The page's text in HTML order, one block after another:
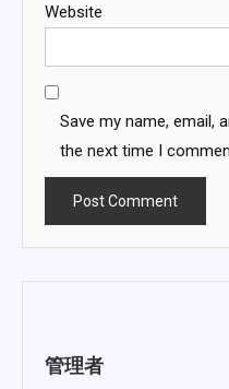
Website
Save my name, email,
the next time I
管理者